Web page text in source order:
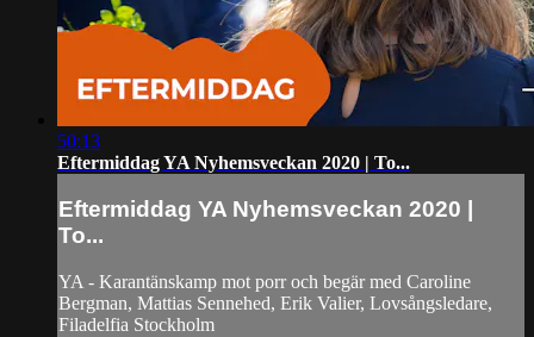
50:13
Eftermiddag YA Nyhemsveckan 2020 | To...
Eftermiddag YA Nyhemsveckan 2020 |
To...
YA - Karantänskamp mot porr och begär med Caroline
Bergman, Mattias Sennehed, Erik Valier, Lovsångsledare,
Filadelfia Stockholm